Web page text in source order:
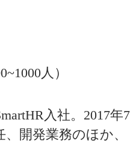
人）
入社。2017年7
、開発業務のほか、